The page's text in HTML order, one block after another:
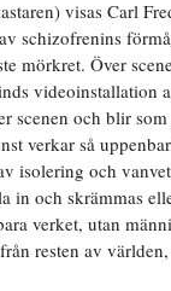
visas Carl
schizofrenins
mörkret. Över
videoinstallation
scenen och blir
verkar så
isolering och
in och skrämmas
verket, utan
resten av